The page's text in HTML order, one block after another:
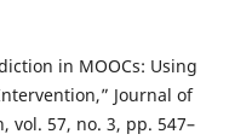
in MOOCs: Using
Journal of
vol. 57, no. 3, pp. 547–